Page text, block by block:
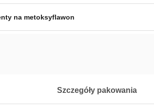
na metoksyflawon
Szczegóły pakowania